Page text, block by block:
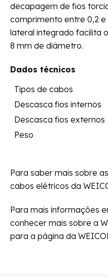
decapagem de fios
comprimento entre 0,2
lateral integrado facilita
8 mm de diâmetro.
Dados técnicos
Tipos de cabos
Descasca fios internos
Descasca fios externos
Peso
Para saber mais sobre
cabos elétricos da
Para mais informações
conhecer mais sobre a
para a página da